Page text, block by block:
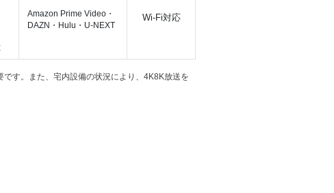
Amazon Prime Video・
DAZN・Hulu・U-NEXT
Wi-Fi対応
す。また、宅内設備の状況により、4K8K放送を